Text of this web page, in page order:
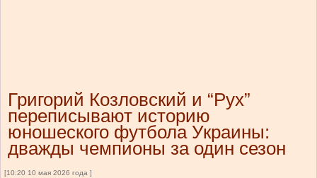
Григорий Козловский и “Рух”
переписывают историю
юношеского футбола Украины:
дважды чемпионы за один сезон
[10:20 10 мая 2026 года ]